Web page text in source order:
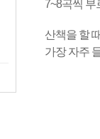
7~8곡씩 부
산책을 할
가장 자주